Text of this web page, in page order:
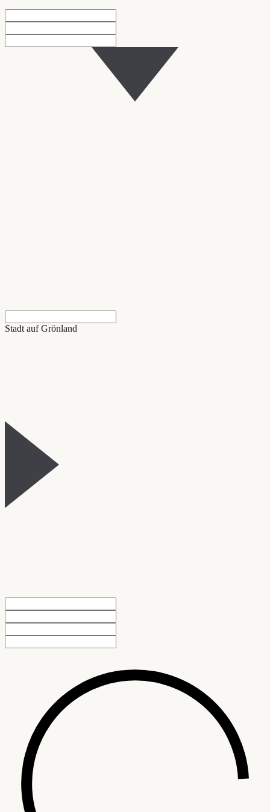
Stadt auf Grönland